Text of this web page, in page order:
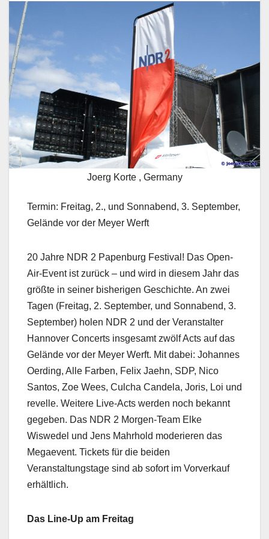
Joerg Korte , Germany
Termin: Freitag, 2., und Sonnabend, 3. September,
Gelände vor der Meyer Werft
20 Jahre NDR 2 Papenburg Festival! Das Open-
Air-Event ist zurück – und wird in diesem Jahr das
größte in seiner bisherigen Geschichte. An zwei
Tagen (Freitag, 2. September, und Sonnabend, 3.
September) holen NDR 2 und der Veranstalter
Hannover Concerts insgesamt zwölf Acts auf das
Gelände vor der Meyer Werft. Mit dabei: Johannes
Oerding, Alle Farben, Felix Jaehn, SDP, Nico
Santos, Zoe Wees, Culcha Candela, Joris, Loi und
revelle. Weitere Live-Acts werden noch bekannt
gegeben. Das NDR 2 Morgen-Team Elke
Wiswedel und Jens Mahrhold moderieren das
Megaevent. Tickets für die beiden
Veranstaltungstage sind ab sofort im Vorverkauf
erhältlich.
Das Line-Up am Freitag